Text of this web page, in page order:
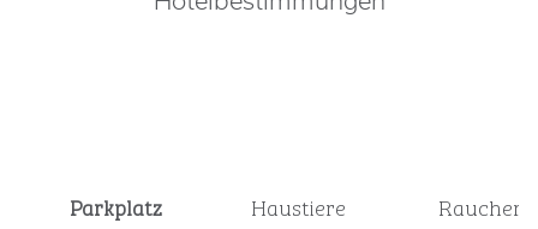
Parkplatz Haustiere Raucher